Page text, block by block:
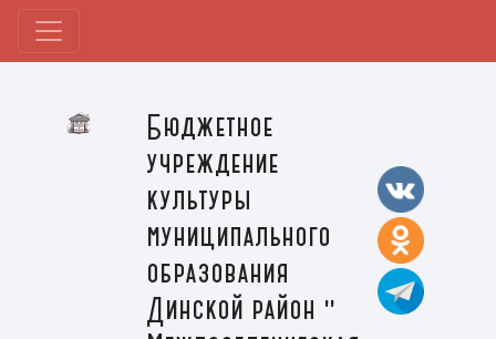
Бюджетное
учреждение
культуры
муниципального
образования
Динской район "